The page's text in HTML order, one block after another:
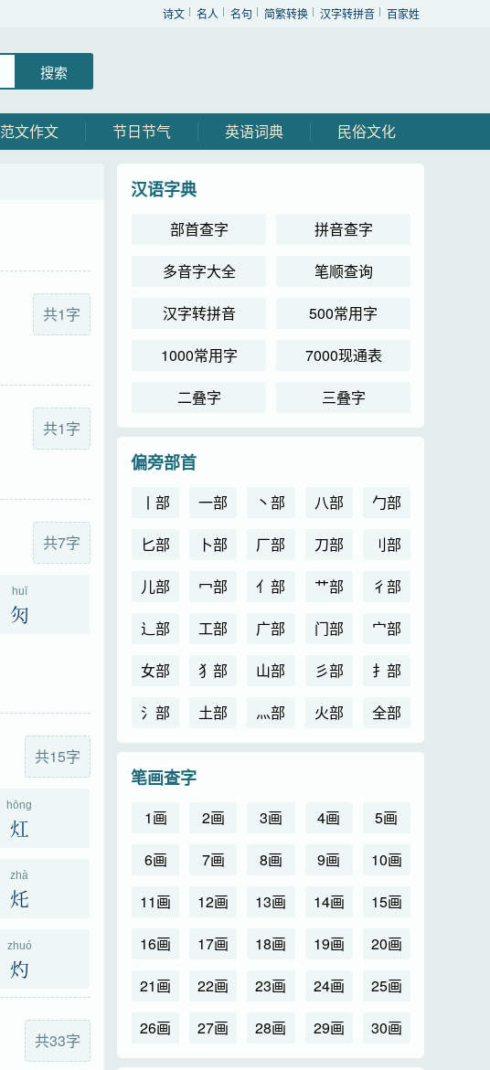
诗文 名人 名句 简繁转换 汉字转拼音 百家姓
范文作文 节日节气 英语词典 民俗文化
共1字
共1字
共7字
huī
灳
共15字
hōng
灴
zhà
灹
zhuó
灼
共33字
汉语字典
部首查字
拼音查字
多音字大全
笔顺查询
汉字转拼音
500常用字
1000常用字
7000现通表
二叠字
三叠字
偏旁部首
丨部 一部 丶部 八部
勹部
匕部
卜部 厂部 刀部
刂部
儿部
冖部 亻部 艹部
彳部
辶部
工部 广部 门部
宀部
女部
犭部 山部 彡部
扌部
氵部
土部 灬部 火部 全部
笔画查字
1画 2画 3画 4画
5画
6画
7画 8画 9画
10画
11画
12画 13画 14画
15画
16画
17画 18画 19画
20画
21画
22画 23画 24画
25画
26画
27画 28画 29画 30画